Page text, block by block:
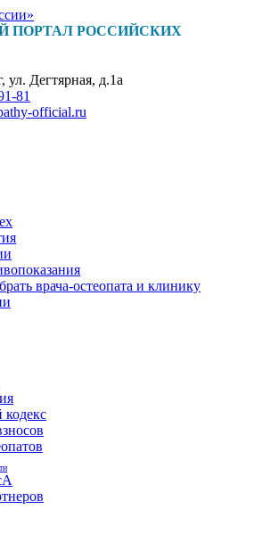
ПОРТАЛ РОССИЙСКИХ
ул. Дегтярная, д.1а
81
official.ru
врача-остеопата и клинику
кодекс